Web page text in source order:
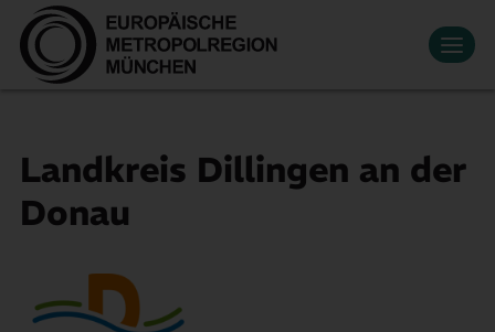
Datenschutzeinstellungen
Zum Hauptinhalt springen
Wirtschaftsregion
Innovation
Mobilität
Über uns
Suche
Mitglied werden
Landkreis Dillingen an der
Donau